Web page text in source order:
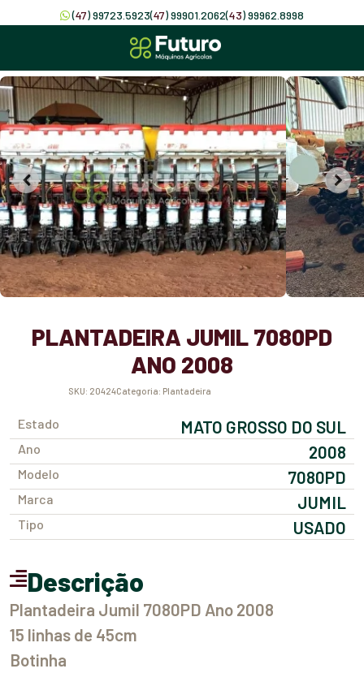
(47) 99723.5923(47) 99901.2062(43) 99962.8998
PLANTADEIRA JUMIL 7080PD
ANO 2008
SKU: 20424 Categoria: Plantadeira
Estado MATO GROSSO DO SUL
Ano 2008
Modelo 7080PD
Marca JUMIL
Tipo USADO
Descrição
Plantadeira Jumil 7080PD Ano 2008
15 linhas de 45cm
Botinha